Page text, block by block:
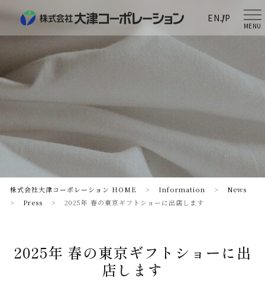
ENJP
MENU
株式会社大津コーポレーション HOME > Information >
News
>
Press > 2025年 春の東京ギフトショーに出店します
2025年 春の東京ギフトショーに出
店します